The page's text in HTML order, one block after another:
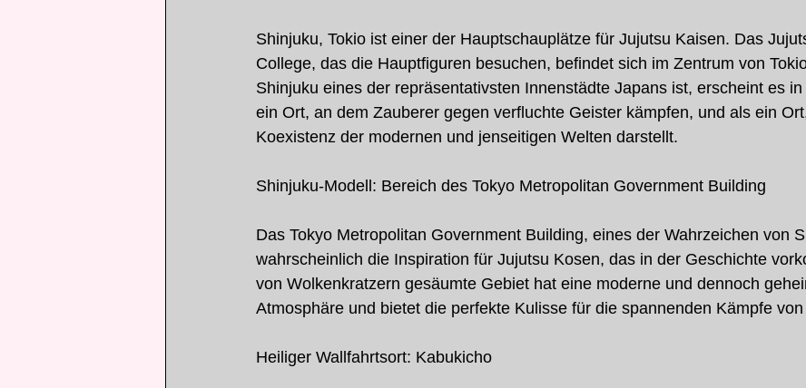
Shinjuku, Tokio ist einer der Hauptschauplätze für Jujutsu Kaisen. Das
College, das die Hauptfiguren besuchen, befindet sich im Zentrum von
Shinjuku eines der repräsentativsten Innenstädte Japans ist, erscheint es
ein Ort, an dem Zauberer gegen verfluchte Geister kämpfen, und als ein
Koexistenz der modernen und jenseitigen Welten darstellt.
Shinjuku-Modell: Bereich des Tokyo Metropolitan Government Building
Das Tokyo Metropolitan Government Building, eines der Wahrzeichen von
wahrscheinlich die Inspiration für Jujutsu Kosen, das in der Geschichte
von Wolkenkratzern gesäumte Gebiet hat eine moderne und dennoch
Atmosphäre und bietet die perfekte Kulisse für die spannenden Kämpfe
Heiliger Wallfahrtsort: Kabukicho